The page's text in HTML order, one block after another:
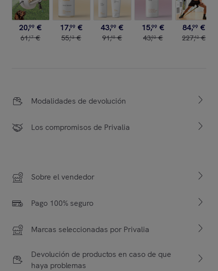
20,99 €
61,17 €
17,99 €
55,12 €
43,99 €
91,40 €
15,99 €
43,02 €
84,99 €
227,42 €
Modalidades de devolución
Los compromisos de Privalia
Sobre el vendedor
Pago 100% seguro
Marcas seleccionadas por Privalia
Devolución de productos en caso de que
haya problemas